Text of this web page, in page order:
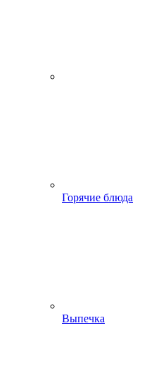
Горячие блюда
Выпечка